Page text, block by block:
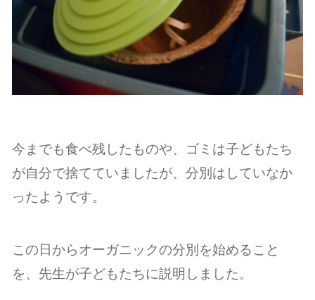
今までも食べ残したものや、ゴミは子どもたち
が自分で捨てていましたが、分別はしていなか
ったようです。
この日からオーガニックの分別を始めること
を、先生が子どもたちに説明しました。